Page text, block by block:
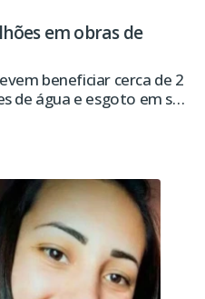
em obras de
beneficiar cerca de 2
de água e esgoto em seis